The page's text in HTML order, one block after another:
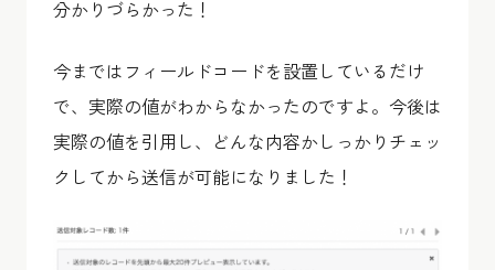
分かりづらかった！
今まではフィールドコードを設置しているだけ
で、実際の値がわからなかったのですよ。今後は
実際の値を引用し、どんな内容かしっかりチェッ
クしてから送信が可能になりました！